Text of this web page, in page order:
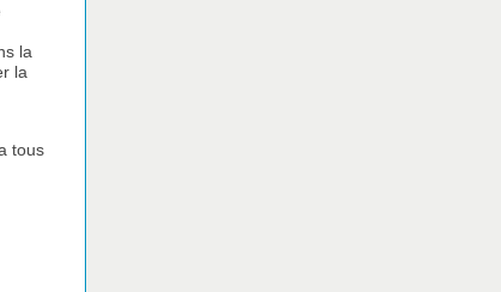
la
la
tous